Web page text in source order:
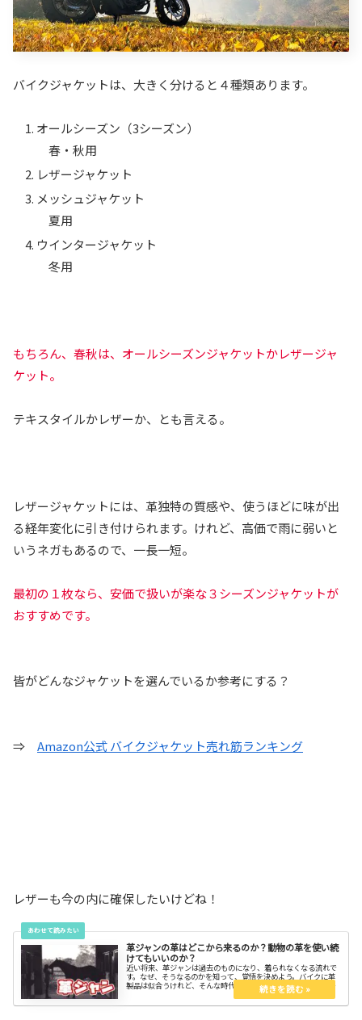
バイクジャケットは、大きく分けると４種類あります。
オールシーズン（3シーズン）
春・秋用
レザージャケット
メッシュジャケット
夏用
ウインタージャケット
冬用
もちろん、春秋は、オールシーズンジャケットかレザージャ
ケット。
テキスタイルかレザーか、とも言える。
レザージャケットには、革独特の質感や、使うほどに味が出
る経年変化に引き付けられます。けれど、高価で雨に弱いと
いうネガもあるので、一長一短。
最初の１枚なら、安価で扱いが楽な３シーズンジャケットが
おすすめです。
皆がどんなジャケットを選んでいるか参考にする？
⇒ Amazon公式 バイクジャケット売れ筋ランキング
レザーも今の内に確保したいけどね！
革ジャンの革はどこから来るのか？動物の革を使い続
けてもいいのか？
近い将来、革ジャンは過去のものになり、着られなくなる流れで
す。なぜ、そうなるのかを知って、覚悟を決めよう。バイクに革
製品は似合うけれど、そんな時代じゃ無くなりつつあります。キ
ャブレターやキックスタートのように無くなる日は近い。